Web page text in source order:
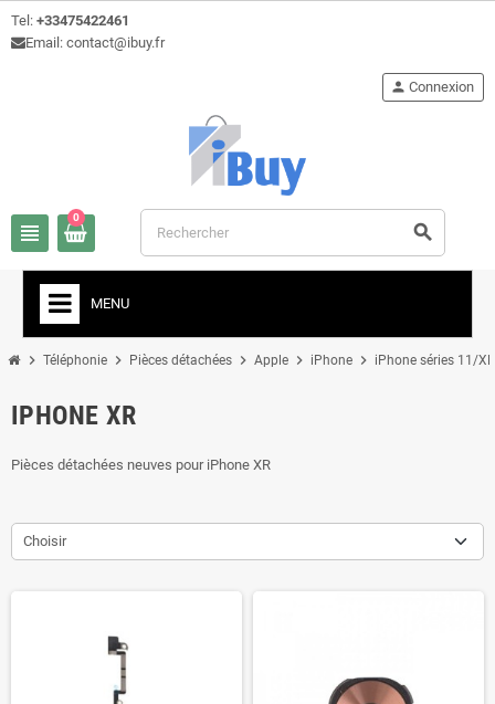
Tel: +33475422461
Email: contact@ibuy.fr
view_headline
person Connexion
0
search
MENU
chevron_right Téléphonie chevron_right Pièces détachées chevron_right Apple chevron_right iPhone chevron_right iPhone séries 11/
IPHONE XR
Pièces détachées neuves pour iPhone XR
Choisir